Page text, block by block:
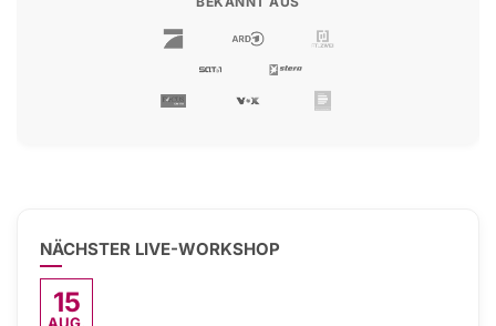
NÄCHSTER LIVE-WORKSHOP
15
AUG.